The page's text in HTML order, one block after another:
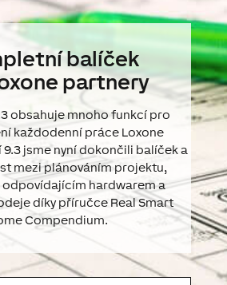
balíček
partnery
obsahuje mnoho funkcí pro
každodenní práce Loxone
9.3 jsme nyní dokončili balíček a
mezi plánováním projektu,
hardwarem a
díky příručce Real Smart
Compendium.